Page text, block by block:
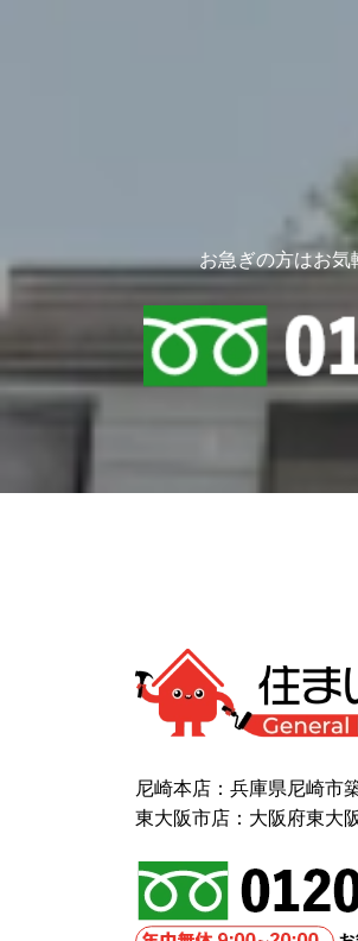
お急ぎの方はお気
尼崎本店：兵庫県尼崎
東大阪市店：大阪府東大